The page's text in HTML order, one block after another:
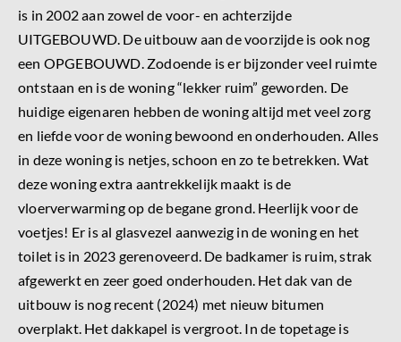
is in 2002 aan zowel de voor- en achterzijde
UITGEBOUWD. De uitbouw aan de voorzijde is ook nog
een OPGEBOUWD. Zodoende is er bijzonder veel ruimte
ontstaan en is de woning “lekker ruim” geworden. De
huidige eigenaren hebben de woning altijd met veel zorg
en liefde voor de woning bewoond en onderhouden. Alles
in deze woning is netjes, schoon en zo te betrekken. Wat
deze woning extra aantrekkelijk maakt is de
vloerverwarming op de begane grond. Heerlijk voor de
voetjes! Er is al glasvezel aanwezig in de woning en het
toilet is in 2023 gerenoveerd. De badkamer is ruim, strak
afgewerkt en zeer goed onderhouden. Het dak van de
uitbouw is nog recent (2024) met nieuw bitumen
overplakt. Het dakkapel is vergroot. In de topetage is